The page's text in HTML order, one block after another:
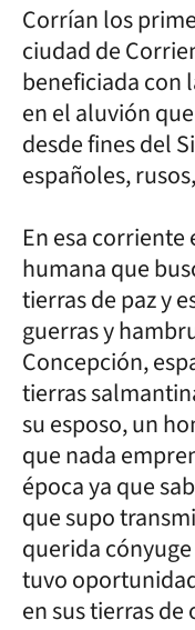
Corrían los
ciudad de
beneficiada con
en el aluvión
desde fines del
españoles,
En esa
humana que
tierras de paz y
guerras y
Concepción,
tierras
su esposo, un
que nada
época ya que
que supo
querida
tuvo
en sus tierras de